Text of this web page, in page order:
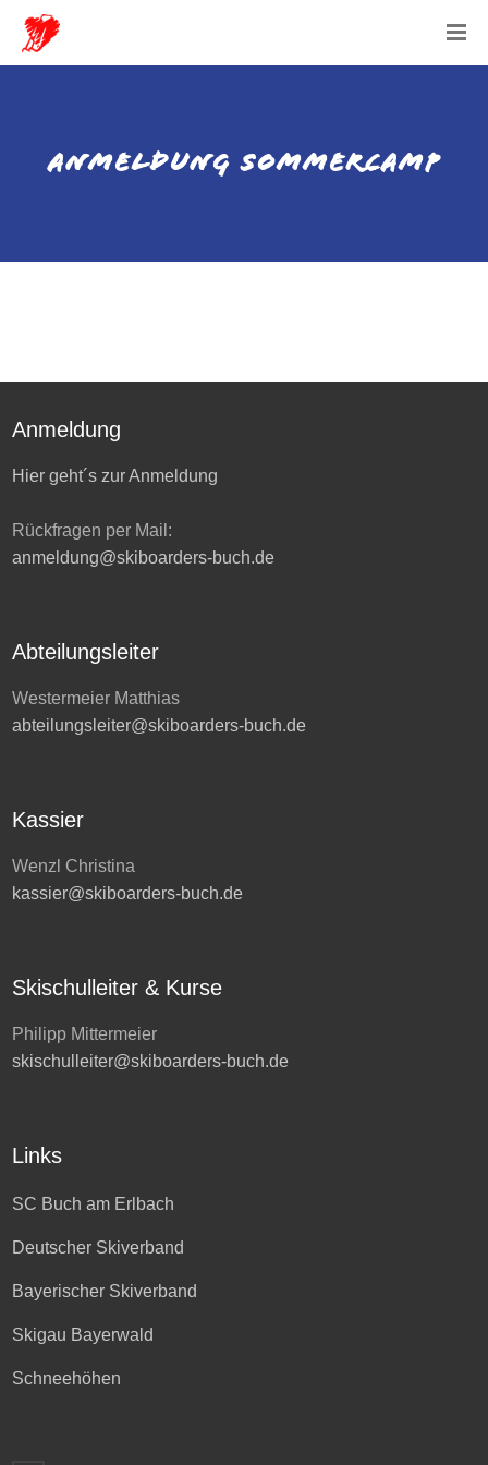
ANMELDUNG SOMMERCAMP
Anmeldung
Hier geht´s zur Anmeldung
Rückfragen per Mail:
anmeldung@skiboarders-buch.de
Abteilungsleiter
Westermeier Matthias
abteilungsleiter@skiboarders-buch.de
Kassier
Wenzl Christina
kassier@skiboarders-buch.de
Skischulleiter & Kurse
Philipp Mittermeier
skischulleiter@skiboarders-buch.de
Links
SC Buch am Erlbach
Deutscher Skiverband
Bayerischer Skiverband
Skigau Bayerwald
Schneehöhen